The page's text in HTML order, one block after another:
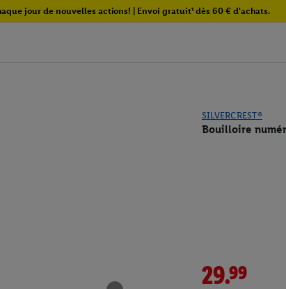
jour de nouvelles actions! | Envoi gratuit¹ dès 60 € d'achats.
SILVERCREST®
Bouilloire
29.99